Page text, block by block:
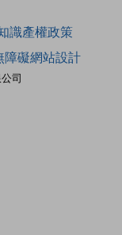
司
識產權政策
障礙網站設計